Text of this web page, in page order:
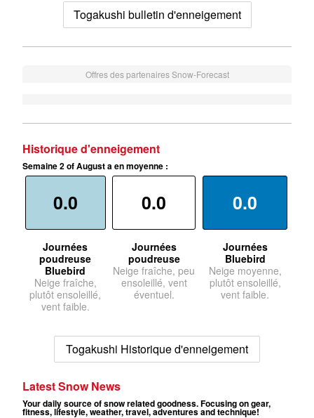
Togakushi bulletin d'enneigement
Offres des partenaires Snow-Forecast
Historique d'enneigement
Semaine 2 of August a en moyenne :
0.0
Journées
poudreuse
Bluebird
Neige fraîche,
plutôt ensoleillé,
vent faible.
0.0
Journées
poudreuse
Neige fraîche, peu
ensoleillé, vent
éventuel.
0.0
Journées
Bluebird
Neige moyenne,
plutôt ensoleillé,
vent faible.
Togakushi Historique d'enneigement